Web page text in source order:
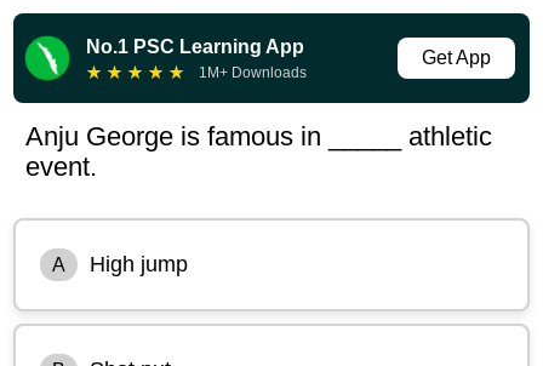
No.1 PSC Learning App
★ ★ ★ ★ ★ 1M+ Downloads
Get App
Anju George is famous in _____ athletic
event.
A High jump